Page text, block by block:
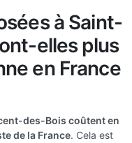
à Saint-
elles plus
en France
des-Bois coûtent en
de la France. Cela est